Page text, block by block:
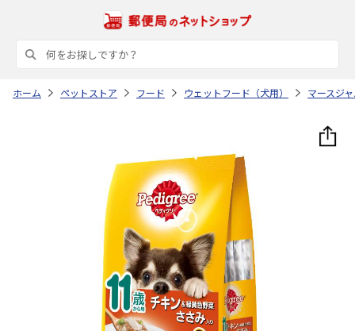
ホーム ペットストア フード ウェットフード（犬用） マースジ